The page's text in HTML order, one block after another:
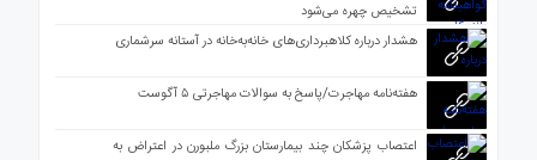
تشخیص چهره می‌شود
هشدار درباره کلاهبرداری‌های خانه‌به‌خانه در آستانه سرشماری
هفته‌نامه مهاجرت/پاسخ به سوالات مهاجرتی ۵ آگوست
اعتصاب پزشکان چند بیمارستان بزرگ ملبورن در اعتراض به